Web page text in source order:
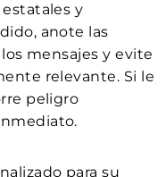
y
anote las
mensajes y evite
relevante. Si le
peligro
para su